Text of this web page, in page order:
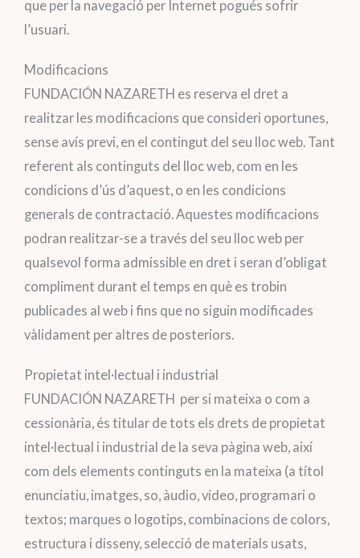
que per la navegació per Internet pogués sofrir
l’usuari.
Modificacions
FUNDACIÓN NAZARETH es reserva el dret a
realitzar les modificacions que consideri oportunes,
sense avís previ, en el contingut del seu lloc web. Tant
referent als continguts del lloc web, com en les
condicions d’ús d’aquest, o en les condicions
generals de contractació. Aquestes modificacions
podran realitzar-se a través del seu lloc web per
qualsevol forma admissible en dret i seran d’obligat
compliment durant el temps en què es trobin
publicades al web i fins que no siguin modificades
vàlidament per altres de posteriors.
Propietat intel·lectual i industrial
FUNDACIÓN NAZARETH per si mateixa o com a
cessionària, és titular de tots els drets de propietat
intel·lectual i industrial de la seva pàgina web, així
com dels elements continguts en la mateixa (a títol
enunciatiu, imatges, so, àudio, vídeo, programari o
textos; marques o logotips, combinacions de colors,
estructura i disseny, selecció de materials usats,